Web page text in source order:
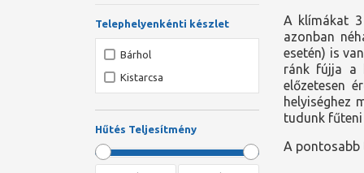
A klímákat
azonban
esetén) is
ránk fújja a
előzetesen
helyiséghez
tudunk fűteni
A pontosabb
Telephelyenkénti készlet
Bárhol
Kistarcsa
Hűtés Teljesítmény